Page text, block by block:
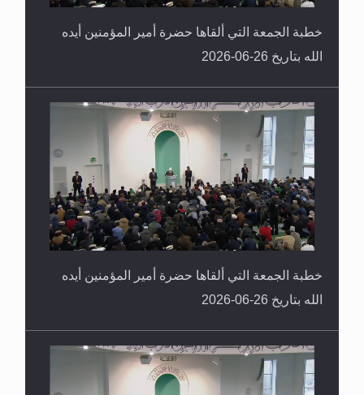
خطبة الجمعة التي ألقاها حضرة أمير المؤمنين أيده
الله بتاريخ 26-06-2026
خطبة الجمعة التي ألقاها حضرة أمير المؤمنين أيده
الله بتاريخ 26-06-2026